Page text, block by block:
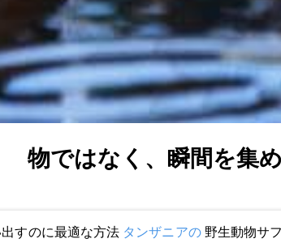
物ではなく、瞬間を集
すのに最適な方法 タンザニアの野生動物サ